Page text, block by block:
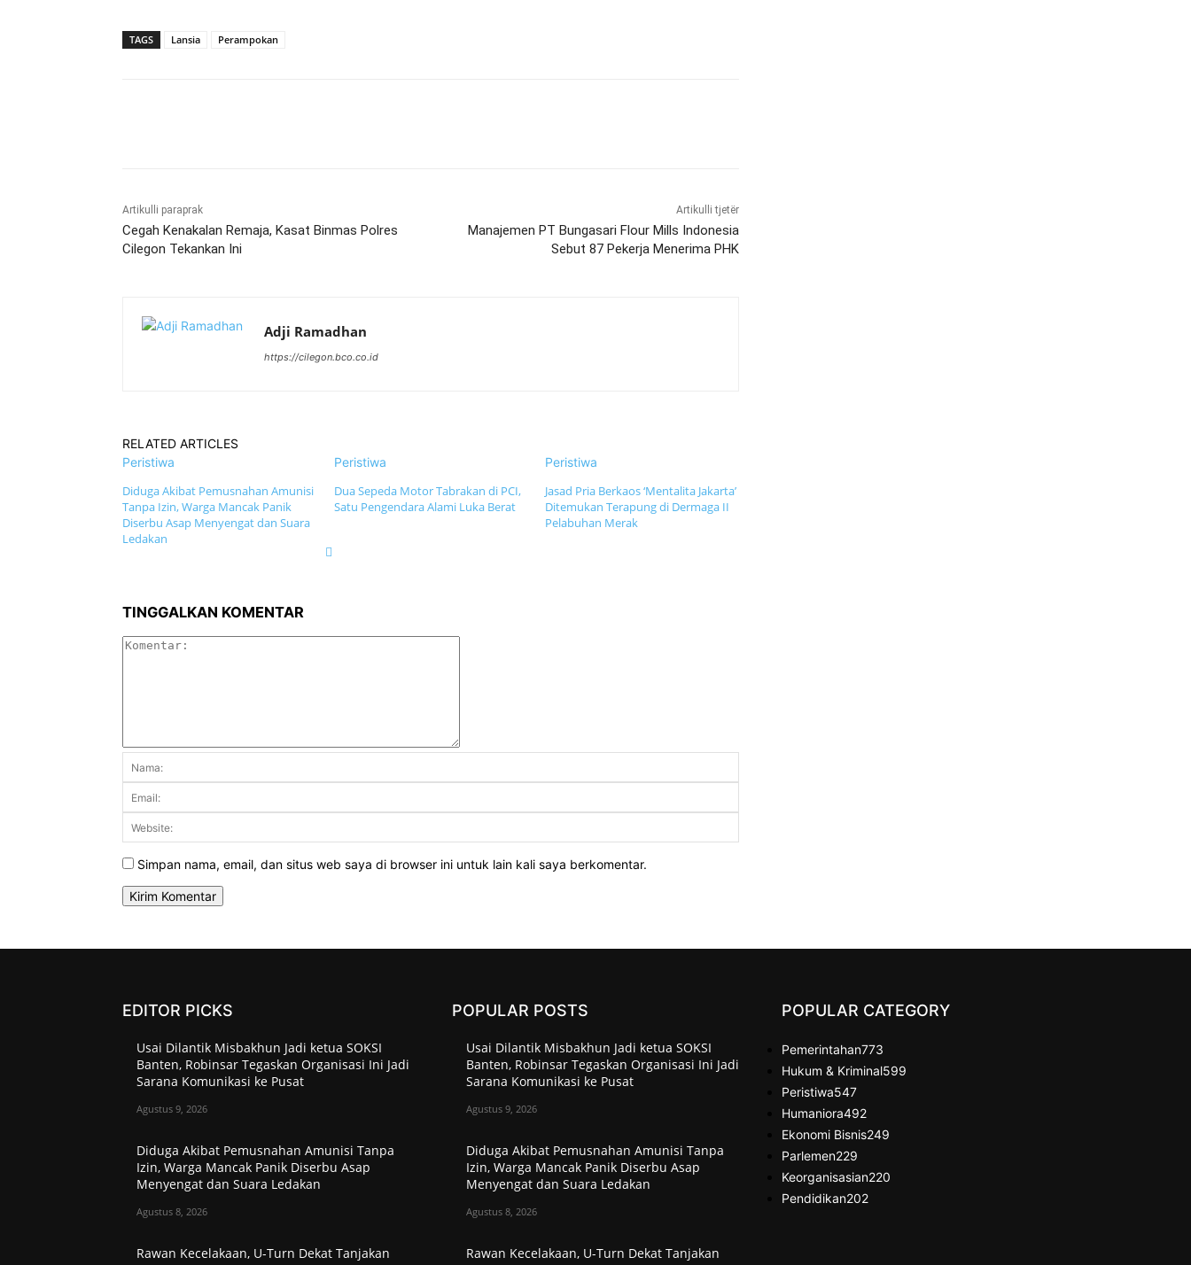
TAGS Lansia Perampokan
Artikulli paraprak
Cegah Kenakalan Remaja, Kasat Binmas Polres
Cilegon Tekankan Ini
Artikulli tjetër
Manajemen PT Bungasari Flour Mills Indonesia
Sebut 87 Pekerja Menerima PHK
Adji Ramadhan
https://cilegon.bco.co.id
RELATED ARTICLES
Peristiwa
Diduga Akibat Pemusnahan Amunisi
Tanpa Izin, Warga Mancak Panik
Diserbu Asap Menyengat dan Suara
Ledakan
Peristiwa
Dua Sepeda Motor Tabrakan di PCI,
Satu Pengendara Alami Luka Berat
Peristiwa
Jasad Pria Berkaos ‘Mentalita Jakarta’
Ditemukan Terapung di Dermaga II
Pelabuhan Merak
TINGGALKAN KOMENTAR
Simpan nama, email, dan situs web saya di browser ini untuk lain kali saya berkomentar.
EDITOR PICKS
Usai Dilantik Misbakhun Jadi ketua SOKSI
Banten, Robinsar Tegaskan Organisasi Ini Jadi
Sarana Komunikasi ke Pusat
Agustus 9, 2026
Diduga Akibat Pemusnahan Amunisi Tanpa
Izin, Warga Mancak Panik Diserbu Asap
Menyengat dan Suara Ledakan
Agustus 8, 2026
Rawan Kecelakaan, U-Turn Dekat Tanjakan
POPULAR POSTS
Usai Dilantik Misbakhun Jadi ketua SOKSI
Banten, Robinsar Tegaskan Organisasi Ini Jadi
Sarana Komunikasi ke Pusat
Agustus 9, 2026
Diduga Akibat Pemusnahan Amunisi Tanpa
Izin, Warga Mancak Panik Diserbu Asap
Menyengat dan Suara Ledakan
Agustus 8, 2026
Rawan Kecelakaan, U-Turn Dekat Tanjakan
POPULAR CATEGORY
Pemerintahan773
Hukum & Kriminal599
Peristiwa547
Humaniora492
Ekonomi Bisnis249
Parlemen229
Keorganisasian220
Pendidikan202